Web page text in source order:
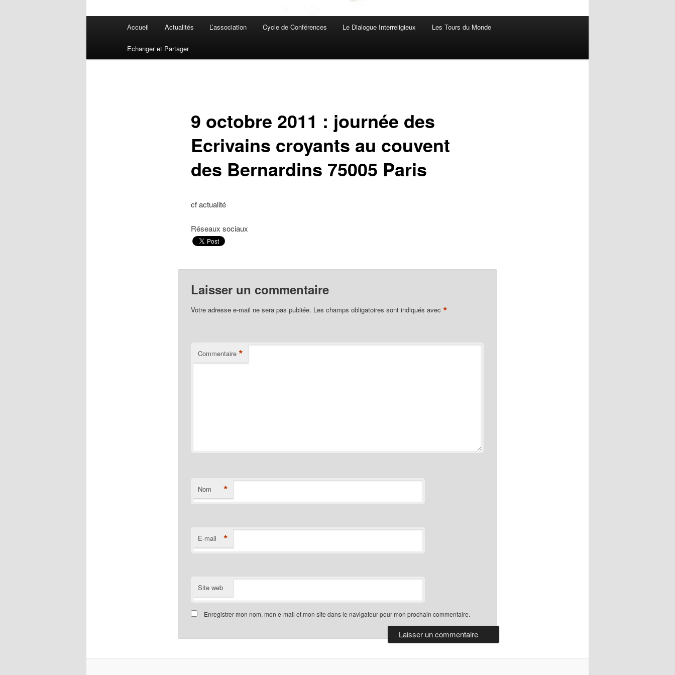
Accueil Actualités L’association Cycle de Conférences Le Dialogue Interreligieux Les Tours du Monde
Echanger et Partager
9 octobre 2011 : journée des
Ecrivains croyants au couvent
des Bernardins 75005 Paris
cf actualité
Réseaux sociaux
Laisser un commentaire
Votre adresse e-mail ne sera pas publiée. Les champs obligatoires sont indiqués avec *
Commentaire *
Nom *
E-mail *
Site web
Enregistrer mon nom, mon e-mail et mon site dans le navigateur pour mon prochain commentaire.